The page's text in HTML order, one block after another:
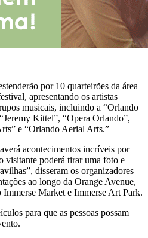
por 10 quarteirões da área
apresentando os artistas
musicais, incluindo a “Orlando
Kittel”, “Opera Orlando”,
e “Orlando Aerial Arts.”
acontecimentos incríveis por
visitante poderá tirar uma foto e
disseram os organizadores
ao longo da Orange Avenue,
Immerse Market e Immerse Art Park.
para que as pessoas possam